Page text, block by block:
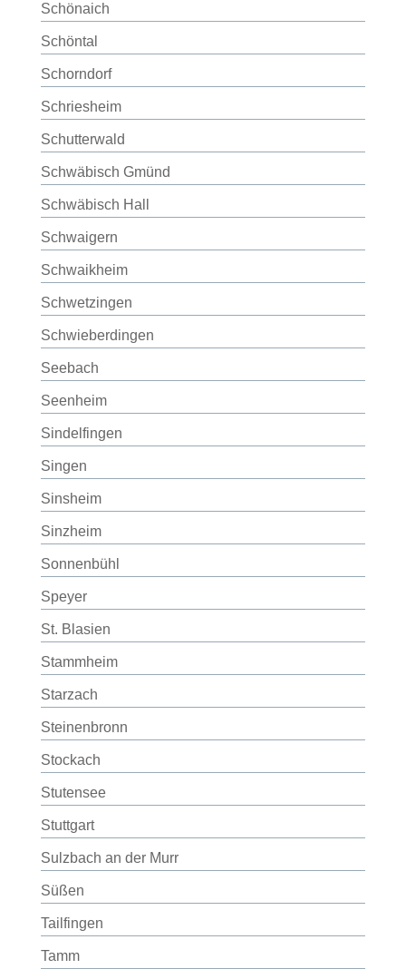
Schönaich
Schöntal
Schorndorf
Schriesheim
Schutterwald
Schwäbisch Gmünd
Schwäbisch Hall
Schwaigern
Schwaikheim
Schwetzingen
Schwieberdingen
Seebach
Seenheim
Sindelfingen
Singen
Sinsheim
Sinzheim
Sonnenbühl
Speyer
St. Blasien
Stammheim
Starzach
Steinenbronn
Stockach
Stutensee
Stuttgart
Sulzbach an der Murr
Süßen
Tailfingen
Tamm